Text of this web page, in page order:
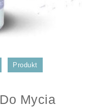
Produkt
Mycia